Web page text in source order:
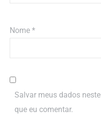
Nome *
Salvar meus dados
que eu comentar.